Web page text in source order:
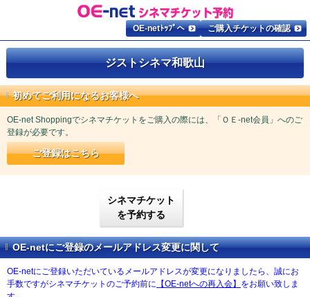
ご購入チケットの確認
OE-netﾄｯﾌﾟへ
ジストシネマ和歌山
初めてご利用になるお客様へ
OE-net Shoppingでシネマチケットをご購入の際には、「ＯＥ-net会員」へのご
登録が必要です。
ご登録はこちら
シネマチケット
を予約する
OE-netにご登録のメールアドレス変更に関して
OE-netにご登録いただいているメールアドレスが変更になりましたら、誠にお
手数ですがシネマチケットのご予約前に 【OE-netへの再入会】 をお願い致しま